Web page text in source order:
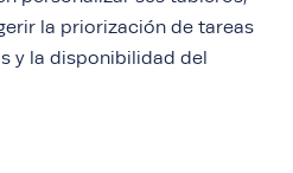
la priorización de tareas
y la disponibilidad del